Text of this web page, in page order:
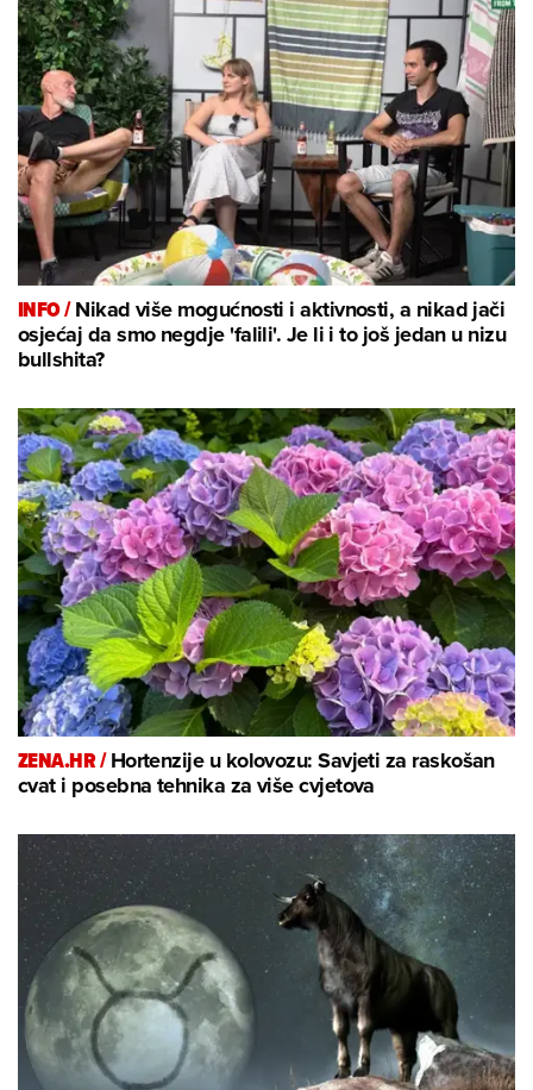
INFO /Nikad više mogućnosti i aktivnosti, a nikad jači
osjećaj da smo negdje 'falili'. Je li i to još jedan u nizu
bullshita?
ZENA.HR /Hortenzije u kolovozu: Savjeti za raskošan
cvat i posebna tehnika za više cvjetova